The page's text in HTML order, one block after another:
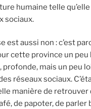
humaine telle
sociaux.
est aussi non : c’est
cette province un peu
profonde, mais un peu
réseaux sociaux.
manière de retrouver
de papoter, de parler